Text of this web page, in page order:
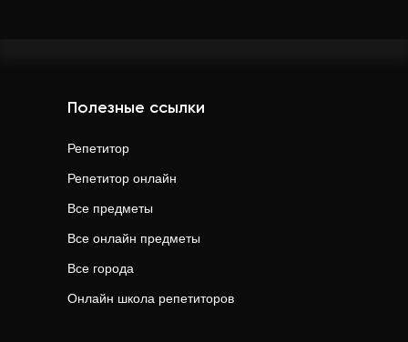
Полезные ссылки
Репетитор
Репетитор онлайн
Все предметы
Все онлайн предметы
Все города
Онлайн школа репетиторов